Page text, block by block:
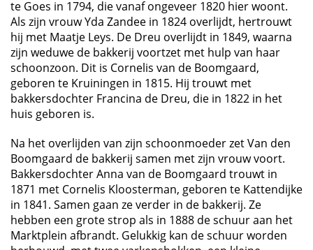
te Goes in 1794, die vanaf ongeveer 1820 hier woont.
Als zijn vrouw Yda Zandee in 1824 overlijdt, hertrouwt
hij met Maatje Leys. De Dreu overlijdt in 1849, waarna
zijn weduwe de bakkerij voortzet met hulp van haar
schoonzoon. Dit is Cornelis van de Boomgaard,
geboren te Kruiningen in 1815. Hij trouwt met
bakkersdochter Francina de Dreu, die in 1822 in het
huis geboren is.
Na het overlijden van zijn schoonmoeder zet Van den
Boomgaard de bakkerij samen met zijn vrouw voort.
Bakkersdochter Anna van de Boomgaard trouwt in
1871 met Cornelis Kloosterman, geboren te Kattendijke
in 1841. Samen gaan ze verder in de bakkerij. Ze
hebben een grote strop als in 1888 de schuur aan het
Marktplein afbrandt. Gelukkig kan de schuur worden